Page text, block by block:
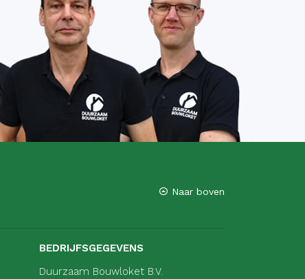
Naar boven
BEDRIJFSGEGEVENS
Duurzaam Bouwloket B.V.